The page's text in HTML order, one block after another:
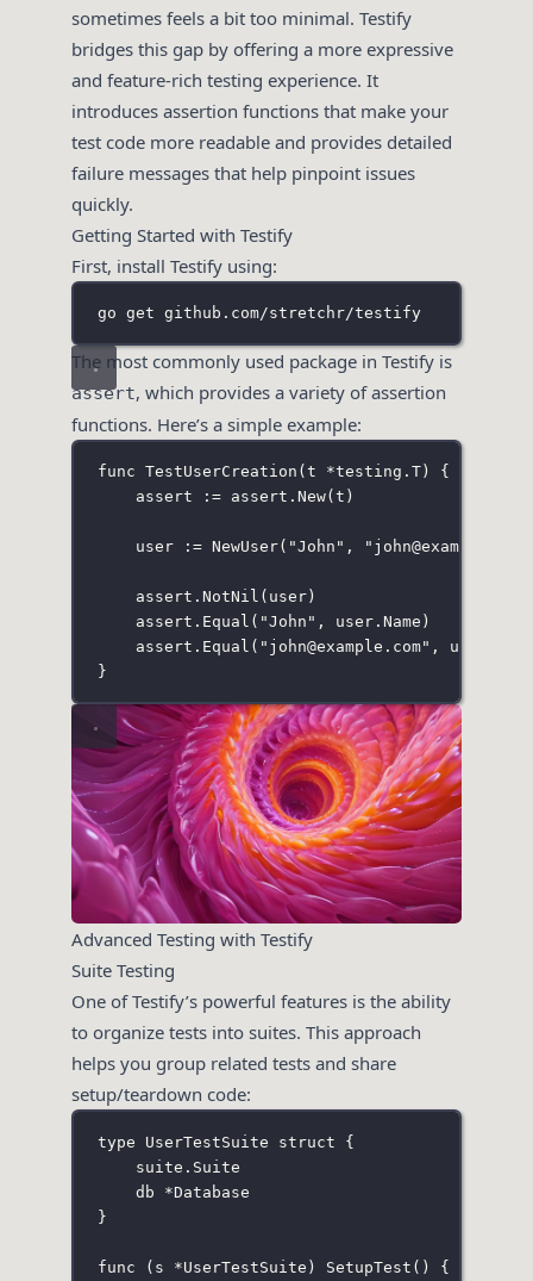
sometimes feels a bit too minimal. Testify
bridges this gap by offering a more expressive
and feature-rich testing experience. It
introduces assertion functions that make your
test code more readable and provides detailed
failure messages that help pinpoint issues
quickly.
Getting Started with Testify
First, install Testify using:
go get github.com/stretchr/testify
The most commonly used package in Testify is
assert, which provides a variety of assertion
functions. Here’s a simple example:
func TestUserCreation ( t *testing . T) {
assert
:= assert. New(t)
user := NewUser( "John " , " john@example.com
assert. NotNil (user)
assert. Equal ( "John " , user.Name)
assert. Equal ( " john@example.com" ,
}
Advanced Testing with Testify
Suite Testing
One of Testify’s powerful features is the ability
to organize tests into suites. This approach
helps you group related tests and share
setup/teardown code:
type UserTestSuite struct {
suite . Suite
db *Database
}
func ( s *UserTestSuite ) SetupTest () {